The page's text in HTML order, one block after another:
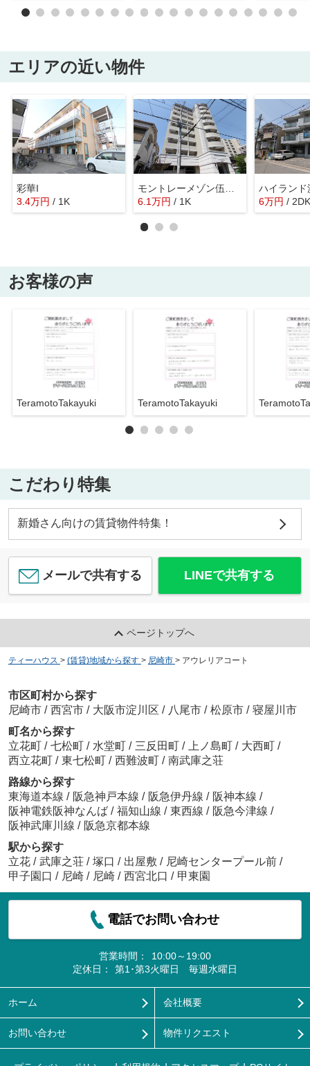
エリアの近い物件
彩華I
3.4万円 / 1K
6.1万円 / 1K
ハイランド
6万円 / 2DK
お客様の声
TeramotoTakayuki TeramotoTakayuki
こだわり特集
新婚さん向けの賃貸物件特集！
メールで共有する LINEで共有する
ページトップへ
ティーハウス > (賃貸)地域から探す > 尼崎市 > アウレリアコート
市区町村から探す
尼崎市 / 西宮市 / 大阪市淀川区 / 八尾市 / 松原市 / 寝屋川市
町名から探す
立花町 / 七松町 / 水堂町 / 三反田町 / 上ノ島町 / 大西町 /
西立花町 / 東七松町 / 西難波町 / 南武庫之荘
路線から探す
東海道本線 / 阪急神戸本線 / 阪急伊丹線 / 阪神本線 /
阪神電鉄阪神なんば / 福知山線 / 東西線 / 阪急今津線 /
阪神武庫川線 / 阪急京都本線
駅から探す
立花 / 武庫之荘 / 塚口 / 出屋敷 / 尼崎センタープール前 /
甲子園口 / 尼崎 / 尼崎 / 西宮北口 / 甲東園
電話でお問い合わせ
営業時間：
10:00～19:00
定休日：
第1･第3火曜日 毎週水曜日
ホーム 会社概要
お問い合わせ 物件リクエスト